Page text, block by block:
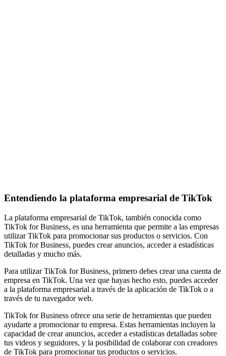
Entendiendo la plataforma empresarial de TikTok
La plataforma empresarial de TikTok, también conocida como
TikTok for Business, es una herramienta que permite a las empresas
utilizar TikTok para promocionar sus productos o servicios. Con
TikTok for Business, puedes crear anuncios, acceder a estadísticas
detalladas y mucho más.
Para utilizar TikTok for Business, primero debes crear una cuenta de
empresa en TikTok. Una vez que hayas hecho esto, puedes acceder
a la plataforma empresarial a través de la aplicación de TikTok o a
través de tu navegador web.
TikTok for Business ofrece una serie de herramientas que pueden
ayudarte a promocionar tu empresa. Estas herramientas incluyen la
capacidad de crear anuncios, acceder a estadísticas detalladas sobre
tus videos y seguidores, y la posibilidad de colaborar con creadores
de TikTok para promocionar tus productos o servicios.